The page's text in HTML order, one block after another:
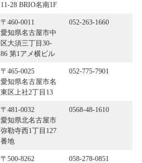
11-28 BRIO名南1F
〒460-0011
愛知県名古屋市中
区大須三丁目30-
86 第1アメ横ビル
052-263-1660
〒465-0025
愛知県名古屋市名
東区上社2丁目13
052-775-7901
〒481-0032
愛知県北名古屋市
弥勒寺西1丁目127
番地
0568-48-1610
〒500-8262
058-278-0851